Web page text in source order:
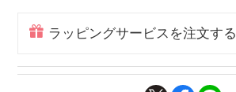
ラッピングサービスを注文する